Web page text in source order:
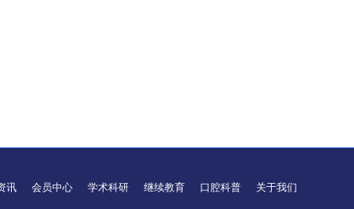
讯 会员中心 学术科研 继续教育 口腔科普 关于我们